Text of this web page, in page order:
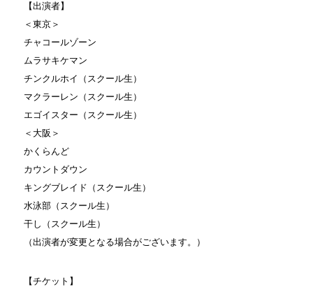
【出演者】
＜東京＞
チャコールゾーン
ムラサキケマン
チンクルホイ（スクール生）
マクラーレン（スクール生）
エゴイスター（スクール生）
＜大阪＞
かくらんど
カウントダウン
キングブレイド（スクール生）
水泳部（スクール生）
干し（スクール生）
（出演者が変更となる場合がございます。）
【チケット】